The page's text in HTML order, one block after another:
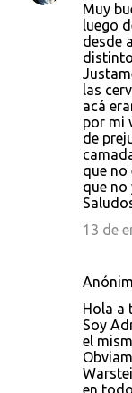
Muy
luego
desde
las
acá
por mi
de
que no
que no
13 de
Hola a
Soy
el
en